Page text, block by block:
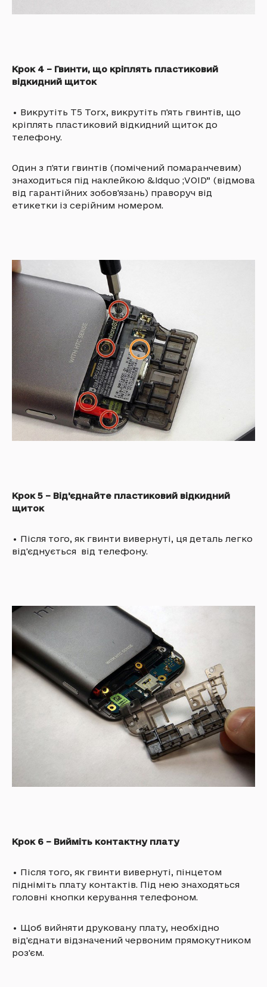
Крок 4 – Гвинти, що кріплять пластиковий
відкидний щиток
• Викрутіть T5 Torx, викрутіть п'ять гвинтів, що
кріплять пластиковий відкидний щиток до
телефону.
Один з п'яти гвинтів (помічений помаранчевим)
знаходиться під наклейкою &ldquo ;VOID” (відмова
від гарантійних зобов'язань) праворуч від
етикетки із серійним номером.
Крок 5 – Від'єднайте пластиковий відкидний
щиток
• Після того, як гвинти вивернуті, ця деталь легко
від'єднується від телефону.
Крок 6 – Вийміть контактну плату
• Після того, як гвинти вивернуті, пінцетом
підніміть плату контактів. Під нею знаходяться
головні кнопки керування телефоном.
• Щоб вийняти друковану плату, необхідно
від'єднати відзначений червоним прямокутником
роз'єм.